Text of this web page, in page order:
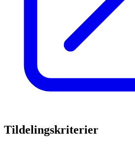
Tildelingskriterier